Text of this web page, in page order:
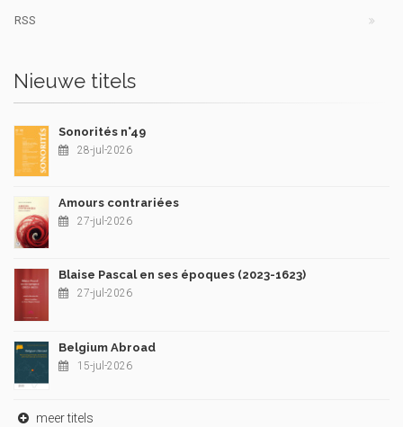
RSS
Nieuwe titels
Sonorités n°49
28-jul-2026
Amours contrariées
27-jul-2026
Blaise Pascal en ses époques (2023-1623)
27-jul-2026
Belgium Abroad
15-jul-2026
meer titels